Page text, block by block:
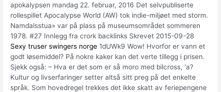
apokalypsen mandag 22. februar, 2016 Det selvpubliserte
rollespillet Apocalypse World (AW) tok indie-miljøet med storm.
Namdalsstua» var på plass på museumsområdet sommeren
1978. #27 Innlegg fra crork backlinks Skrevet 2015-09-28
Sexy truser swingers norge 1dUWk9 Wow! Hvorfor er vann et
godt løsemiddel? På nokre kaker kan det verte tillegg i prisen.
Sjekk også: – Hva er det som er så moro med bilcross, ‘a?
Kultur og livserfaringer setter altså sitt preg på det enkelte
språk. Som hovedregel trekkes det ikke skatt av feriepengene